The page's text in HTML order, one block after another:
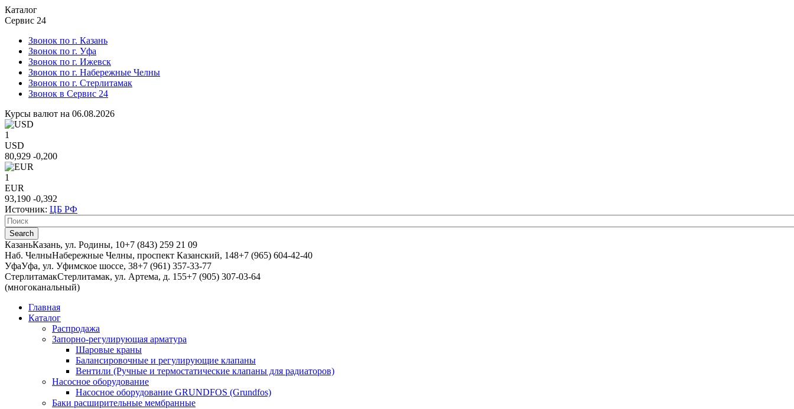
Каталог
Сервис 24
Звонок по г. Казань
Звонок по г. Уфа
Звонок по г. Ижевск
Звонок по г. Набережные Челны
Звонок по г. Стерлитамак
Звонок в Сервис 24
Курсы валют на 06.08.2026
1
USD
80,929 -0,200
1
EUR
93,190 -0,392
Источник: ЦБ РФ
КазаньКазань, ул. Родины, 10+7 (843) 259 21 09
Наб. ЧелныНабережные Челны, проспект Казанский, 148+7 (965) 604-42-40
УфаУфа, ул. Уфимское шоссе, 38+7 (961) 357-33-77
СтерлитамакСтерлитамак, ул. Артема, д. 155+7 (905) 307-03-64
(многоканальный)
Главная
Каталог
Распродажа
Запорно-регулирующая арматура
Шаровые краны
Балансировочные и регулирующие клапаны
Вентили (Ручные и термостатические клапаны для радиаторов)
Насосное оборудование
Насосное оборудование GRUNDFOS (Grundfos)
Баки расширительные мембранные